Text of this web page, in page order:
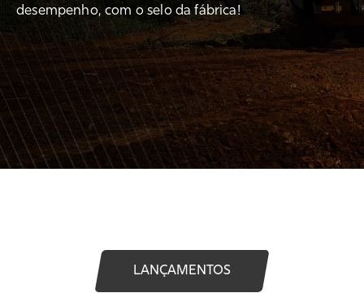
desempenho, com o selo da fábrica!
LANÇAMENTOS